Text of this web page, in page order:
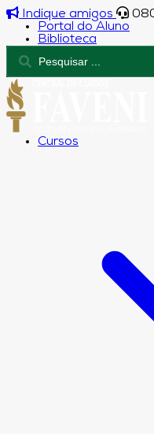
Indique amigos
Portal do Aluno
Biblioteca
Cursos